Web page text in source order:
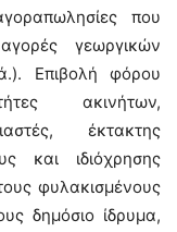
που
γεωργικών
Επιβολή φόρου
ακινήτων,
έκτακτης
και ιδιόχρησης
φυλακισμένους
δημόσιο ίδρυμα,